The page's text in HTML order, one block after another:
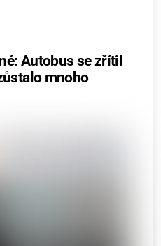
Autobus se zřítil
mnoho